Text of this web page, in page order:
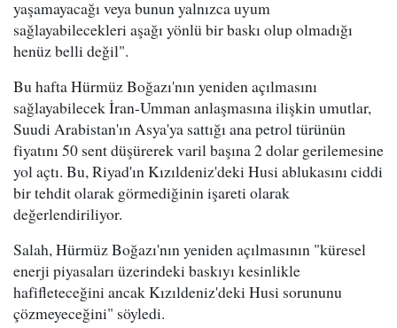
yaşamayacağı veya bunun yalnızca uyum
sağlayabilecekleri aşağı yönlü bir baskı olup olmadığı
henüz belli değil".
Bu hafta Hürmüz Boğazı'nın yeniden açılmasını
sağlayabilecek İran-Umman anlaşmasına ilişkin umutlar,
Suudi Arabistan'ın Asya'ya sattığı ana petrol türünün
fiyatını 50 sent düşürerek varil başına 2 dolar gerilemesine
yol açtı. Bu, Riyad'ın Kızıldeniz'deki Husi ablukasını ciddi
bir tehdit olarak görmediğinin işareti olarak
değerlendiriliyor.
Salah, Hürmüz Boğazı'nın yeniden açılmasının "küresel
enerji piyasaları üzerindeki baskıyı kesinlikle
hafifleteceğini ancak Kızıldeniz'deki Husi sorununu
çözmeyeceğini" söyledi.